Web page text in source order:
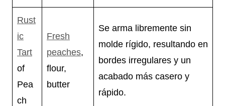
Rust
ic
Tart
of
Pea
ch
Fresh
peaches,
flour,
butter
Se arma libremente sin
molde rígido, resultando en
bordes irregulares y un
acabado más casero y
rápido.